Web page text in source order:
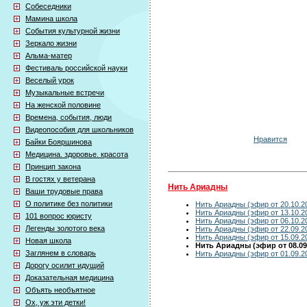
Собеседники
Мамина школа
События культурной жизни
Зеркало жизни
Альма-матер
Фестиваль российской науки
Веселый урок
Музыкальные встречи
На женской половине
Времена, события, люди
Видеопособия для школьников
Байки Бояршинова
Медицина. здоровье. красота
Принцип закона
В гостях у ветерана
Ваши трудовые права
О политике без политики
101 вопрос юристу
Легенды золотого века
Новая школа
Заглянем в словарь
Дорогу осилит идущий
Доказательная медицина
Объять необъятное
Ох, уж эти детки!
Нравится
Нить Ариадны
Нить Ариадны (эфир от
Нить Ариадны (эфир от
Нить Ариадны (эфир от
Нить Ариадны (эфир от
Нить Ариадны (эфир от
Нить Ариадны (эфир от
Нить Ариадны (эфир от